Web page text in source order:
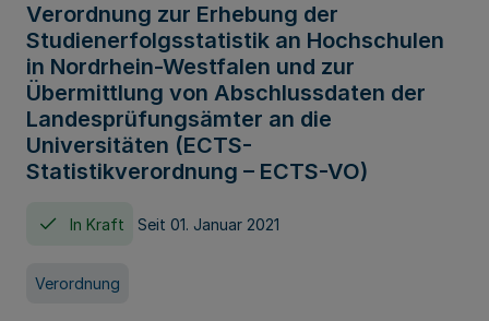
Verordnung zur Erhebung der
Studienerfolgsstatistik an Hochschulen
in Nordrhein-Westfalen und zur
Übermittlung von Abschlussdaten der
Landesprüfungsämter an die
Universitäten (ECTS-
Statistikverordnung – ECTS-VO)
In Kraft Seit 01. Januar 2021
Verordnung